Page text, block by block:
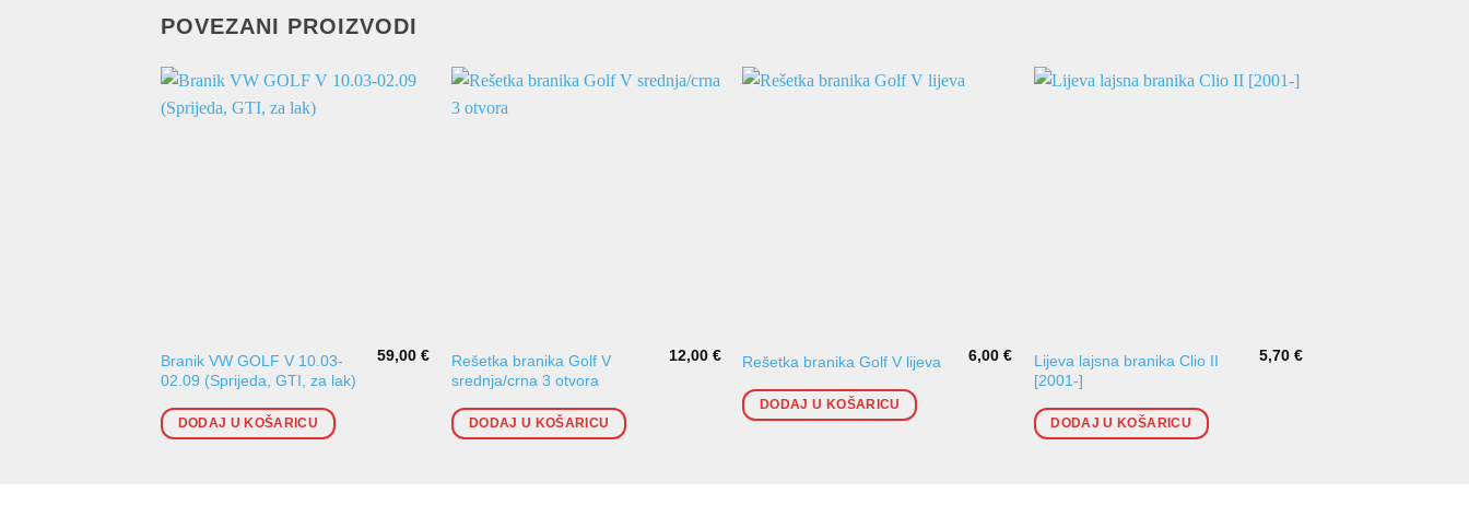
POVEZANI PROIZVODI
Branik VW GOLF V 10.03-
02.09 (Sprijeda, GTI, za lak)
59,00€
DODAJ U KOŠARICU
Rešetka branika Golf V
srednja/crna 3 otvora
12,00 €
DODAJ U KOŠARICU
Rešetka branika Golf V lijeva 6,00 €
DODAJ U KOŠARICU
Lijeva lajsna branika Clio II
[2001-]
5,70€
DODAJ U KOŠARICU